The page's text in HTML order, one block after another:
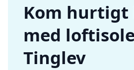
Kom hurtigt
med
Tinglev